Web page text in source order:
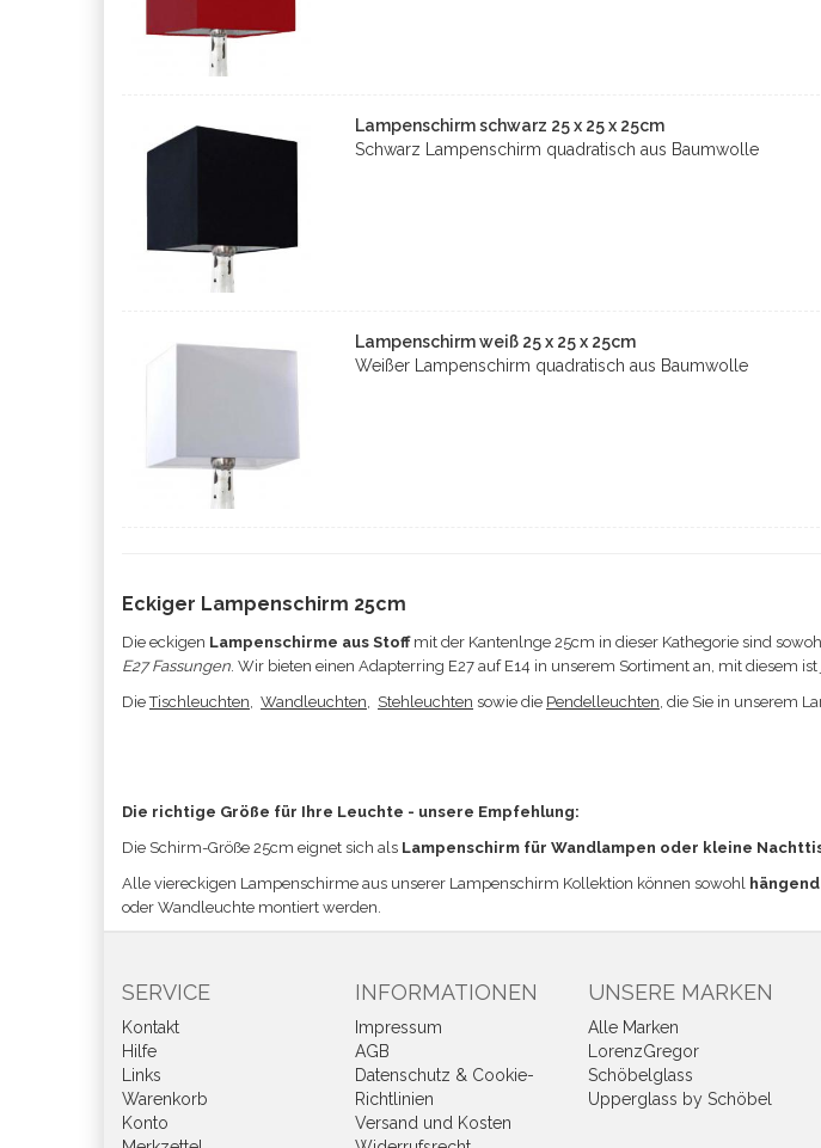
Lampenschirm schwarz 25 x 25 x 25cm
Schwarz Lampenschirm quadratisch aus Baumwolle
Lampenschirm weiß 25 x 25 x 25cm
Weißer Lampenschirm quadratisch aus Baumwolle
Eckiger Lampenschirm 25cm
Die eckigen Lampenschirme aus Stoffmit der Kantenlnge 25cm in dieser Kathegorie sind
E27 Fassungen. Wir bieten einen Adapterring E27 auf E14 in unserem Sortiment an, mit diesem
DieTischleuchten, Wandleuchten, Stehleuchten sowie die Pendelleuchten, die Sie in unserem
Die richtige Größe für Ihre Leuchte - unsere Empfehlung:
Die Schirm-Größe 25cm eignet sich als Lampenschirm für Wandlampen oder kleine
Alle viereckigen Lampenschirme aus unserer Lampenschirm Kollektion können sowohl hängend
oder Wandleuchte montiert werden.
SERVICE
Kontakt
Hilfe
Links
Warenkorb
Konto
INFORMATIONEN
Impressum
AGB
Datenschutz & Cookie-
Richtlinien
Versand und Kosten
UNSERE MARKEN
Alle Marken
LorenzGregor
Schöbelglass
Upperglass by Schöbel